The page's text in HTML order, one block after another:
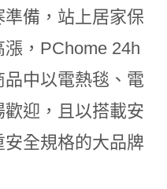
備，站上居家保
，PChome 24h
中以電熱毯、電
迎，且以搭載安
全規格的大品牌